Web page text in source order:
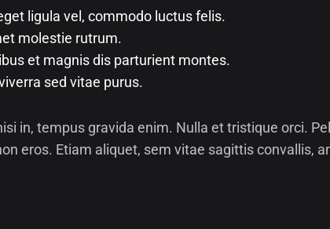
ligula vel, commodo luctus felis.
molestie rutrum.
et magnis dis parturient montes.
sed vitae purus.
in, tempus gravida enim. Nulla et tristique orci.
eros. Etiam aliquet, sem vitae sagittis convallis,